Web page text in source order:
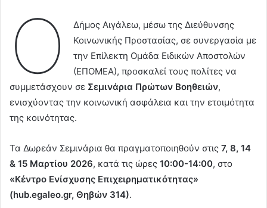
Ο
Δήμος Αιγάλεω, μέσω της Διεύθυνσης
Κοινωνικής Προστασίας, σε συνεργασία με
την Επίλεκτη Ομάδα Ειδικών Αποστολών
(ΕΠΟΜΕΑ), προσκαλεί τους πολίτες να
συμμετάσχουν σε Σεμινάρια Πρώτων Βοηθειών,
ενισχύοντας την κοινωνική ασφάλεια και την ετοιμότητα
της κοινότητας.
Τα Δωρεάν Σεμινάρια θα πραγματοποιηθούν στις 7, 8, 14
& 15 Μαρτίου 2026, κατά τις ώρες 10:00-14:00, στο
«Κέντρο Ενίσχυσης Επιχειρηματικότητας»
(hub.egaleo.gr, Θηβών 314).